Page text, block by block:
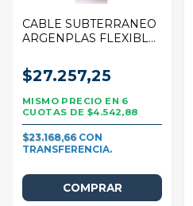
CABLE SUBTERRANEO
ARGENPLAS FLEXIBLE
POR 1 METRO
$27.257,25
6
$4.542,88
$23.168,66